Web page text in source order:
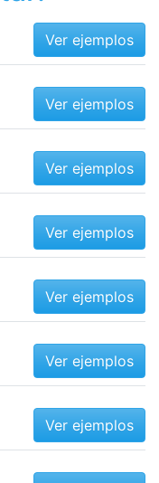
Ver ejemplos
Ver ejemplos
Ver ejemplos
Ver ejemplos
Ver ejemplos
Ver ejemplos
Ver ejemplos